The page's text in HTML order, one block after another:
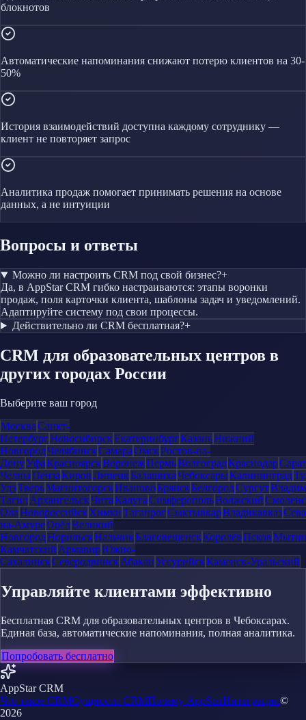
блокнотов
Автоматические напоминания снижают потерю клиентов на 30-
50%
История взаимодействий доступна каждому сотруднику —
клиент не повторяет запрос
Аналитика продаж помогает принимать решения на основе
данных, а не интуиции
Вопросы и ответы
Можно ли настроить CRM под свой бизнес?+
Да, в AppStar CRM гибко настраиваются: этапы воронки
продаж, поля карточки клиента, шаблоны задач и уведомлений.
Адаптируйте систему под свои процессы.
Действительно ли CRM бесплатная?+
CRM для образовательных центров в
других городах России
Выберите ваш город
МоскваСанкт-
ПетербургНовосибирскЕкатеринбургКазаньНижний
НовгородЧелябинскСамараОмскРостов-на-
ДонуУфаКрасноярскВоронежПермьВолгоградКраснодар
ЧелныПензаКировЛипецкБалашихаЧебоксарыКалининград
УдэТверьМагнитогорскИвановоБрянскБелгородСургут
ТагилАрхангельскЧитаКалугаСимферопольВолжский
ОлаНовороссийскХимкиТаганрогСыктывкарВладикавказ
на-АмуреОрёлВеликий
НовгородНорильскНальчикБлаговещенскКоролёвПсков
Камчатский АрмавирЮжно-
СахалинскСеверодвинскАбаканУссурийскКаменск-Уральский
Управляйте клиентами эффективно
Бесплатная CRM для образовательных центров в Чебоксарах.
Единая база, автоматические напоминания, полная аналитика.
Попробовать бесплатно
AppStar CRM
Что такое CRMСущности CRMПочему AppStarИнтеграции©
2026